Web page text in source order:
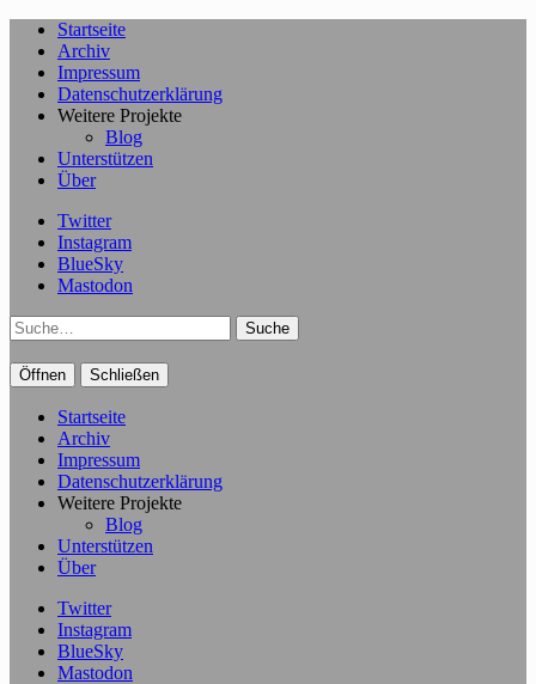
Startseite
Archiv
Impressum
Datenschutzerklärung
Weitere Projekte
Blog
Unterstützen
Über
Twitter
Instagram
BlueSky
Mastodon
Suche
Öffnen Schließen
Startseite
Archiv
Impressum
Datenschutzerklärung
Weitere Projekte
Blog
Unterstützen
Über
Twitter
Instagram
BlueSky
Mastodon